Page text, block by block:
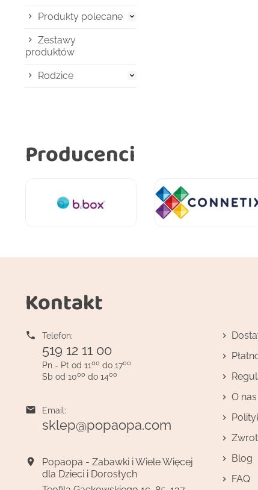
Produkty polecane 
Zestawy
produktów
Rodzice 
Producenci
Kontakt
 Telefon:
519 12 11 00
Pn - Pt od 1100 do 1700
Sb od 1000 do 1400
 Email:
sklep@popaopa.com

Popaopa - Zabawki i Wiele Więcej
dla Dzieci i Dorosłych
O nas
Blog
FAQ